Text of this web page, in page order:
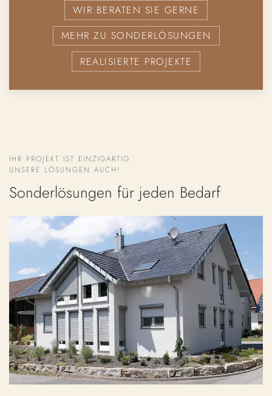
WIR BERATEN SIE GERNE
MEHR ZU SONDERLÖSUNGEN
REALISIERTE PROJEKTE
IHR PROJEKT IST EINZIGARTIG.
UNSERE LÖSUNGEN AUCH!
Sonderlösungen für jeden Bedarf